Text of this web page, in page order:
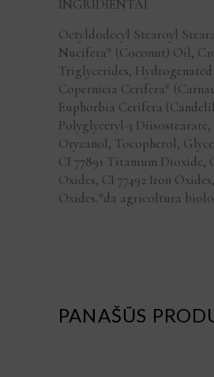
INGRIDIENTAI
Octyldodecyl Stearoyl
Nucifera* (Coconut) Oil,
Triglycerides,
Copernicia Cerifera*
Euphorbia Cerifera
Polyglyceryl-3
Oryzanol, Tocopherol,
CI 77891 Titanium Dioxide,
Oxides, CI 77492 Iron
Oxides.*da agricoltura
PANAŠŪS